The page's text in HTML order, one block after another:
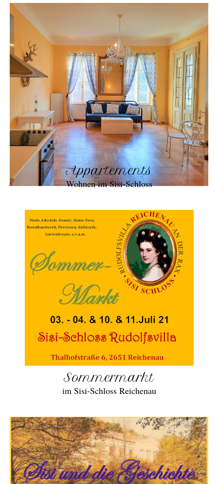
Appartements
Wohnen im Sisi-Schloss
Sommermarkt
im Sisi-Schloss Reichenau